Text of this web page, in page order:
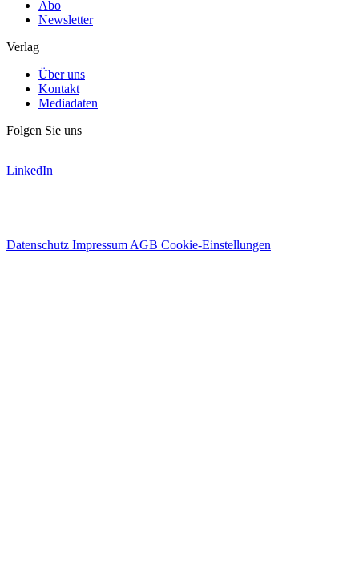
Abo
Newsletter
Verlag
Über uns
Kontakt
Mediadaten
Folgen Sie uns
LinkedIn
Datenschutz Impressum AGB Cookie-Einstellungen